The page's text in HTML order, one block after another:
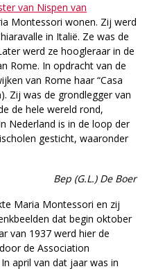
van Nispen van
Montessori wonen. Zij werd
in Italië. Ze was de
werd ze hoogleraar in de
Rome. In opdracht van de
van Rome haar “Casa
Zij was de grondlegger van
de hele wereld rond,
Nederland is in de loop der
gesticht, waaronder
Bep (G.L.) De Boer
Maria Montessori en zij
dat begin oktober
van 1937 werd hier de
de Association
april van dat jaar was in